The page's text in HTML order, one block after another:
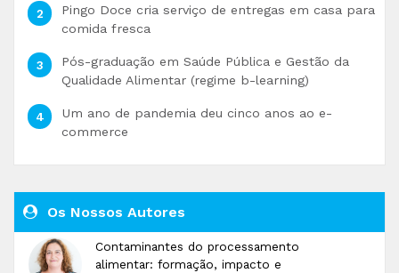
Pingo Doce cria serviço de entregas em casa para
comida fresca
Pós-graduação em Saúde Pública e Gestão da
Qualidade Alimentar (regime b-learning)
Um ano de pandemia deu cinco anos ao e-
commerce
Os Nossos Autores
Contaminantes do processamento
alimentar: formação, impacto e